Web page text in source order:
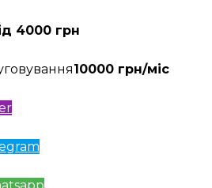
4000 грн
10000 грн/міс